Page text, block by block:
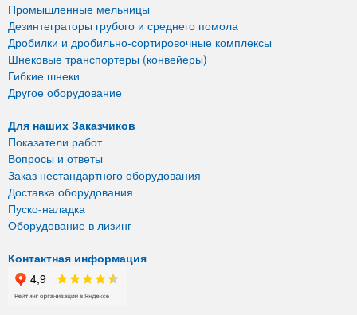
Промышленные мельницы
Дезинтеграторы грубого и среднего помола
Дробилки и дробильно-сортировочные комплексы
Шнековые транспортеры (конвейеры)
Гибкие шнеки
Другое оборудование
Для наших Заказчиков
Показатели работ
Вопросы и ответы
Заказ нестандартного оборудования
Доставка оборудования
Пуско-наладка
Оборудование в лизинг
Контактная информация